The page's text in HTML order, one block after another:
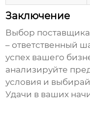
Заключение
Выбор
– ответственный
успех вашего
анализируйте
условия и
Удачи в ваших